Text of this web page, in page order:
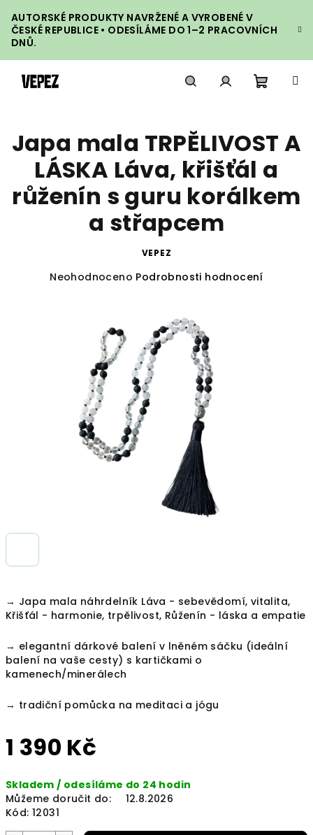
na
obsah
AUTORSKÉ PRODUKTY NAVRŽENÉ A VYROBENÉ V
ČESKÉ REPUBLICE • ODESÍLÁME DO 1–2 PRACOVNÍCH
DNŮ.
košík
→ Japa mala náhrdelník Láva - sebevědomí, vitalita,
Křišťál - harmonie, trpělivost, Růženín - láska a empatie
→ elegantní dárkové balení v lněném sáčku (ideální
balení na vaše cesty) s kartičkami o
kamenech/minerálech
→ tradiční pomůcka na meditaci a jógu
1 390 Kč
cena:
Skladem / odesíláme do 24 hodin
Můžeme doručit do:
12.8.2026
Kód: 12031
Japa mala TRPĚLIVOST A
LÁSKA Láva, křišťál a
růženín s guru korálkem
a střapcem
VEPEZ
Průměrné
hvězdiček.
Neohodnoceno Podrobnosti hodnocení